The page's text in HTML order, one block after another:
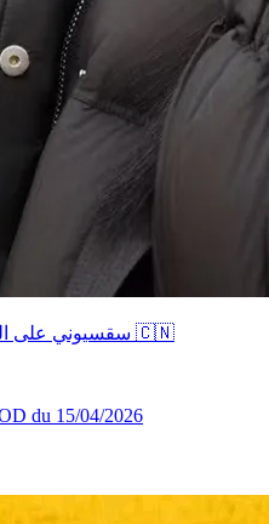
whereisemma09 - سقسيوني على الزواج في الصين 🇨🇳